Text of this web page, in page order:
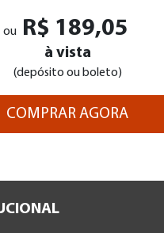
ou R$ 189,05
à vista
(depósito ou boleto)
COMPRAR AGORA